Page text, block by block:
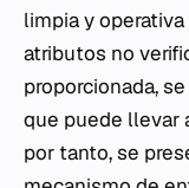
limpia y
atributos no
proporcionada,
que puede llevar
por tanto, se